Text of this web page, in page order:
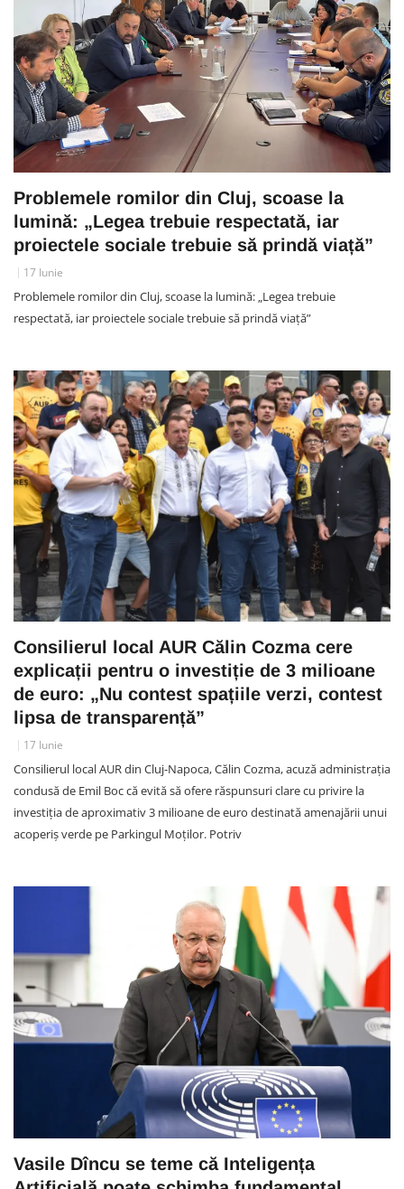
Problemele romilor din Cluj, scoase la
lumină: „Legea trebuie respectată, iar
proiectele sociale trebuie să prindă viață”
17 Iunie
Problemele romilor din Cluj, scoase la lumină: „Legea trebuie
respectată, iar proiectele sociale trebuie să prindă viață”
Consilierul local AUR Călin Cozma cere
explicații pentru o investiție de 3 milioane
de euro: „Nu contest spațiile verzi, contest
lipsa de transparență”
17 Iunie
Consilierul local AUR din Cluj-Napoca, Călin Cozma, acuză administrația
condusă de Emil Boc că evită să ofere răspunsuri clare cu privire la
investiția de aproximativ 3 milioane de euro destinată amenajării unui
acoperiș verde pe Parkingul Moților. Potriv
Vasile Dîncu se teme că Inteligența